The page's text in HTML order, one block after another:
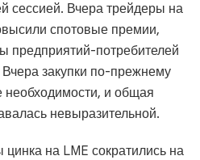
сессией. Вчера трейдеры на
спотовые премии,
предприятий-потребителей
закупки по-прежнему
и общая
невыразительной.
на LME сократились на